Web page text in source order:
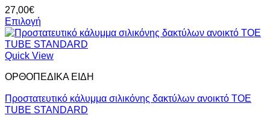
επιλογές
μπορούν
να
επιλεγούν
στη
σελίδα
του
προϊόντος
27,00€
Επιλογή
Αυτό
το
προϊόν
πολλαπλές
Οι
επιλογές
Quick View
ΟΡΘΟΠΕΔΙΚΑ ΕΙΔΗ
Προστατευτικό κάλυμμα σιλικόνης δακτύλων ανοικτό TOE
TUBE STANDARD